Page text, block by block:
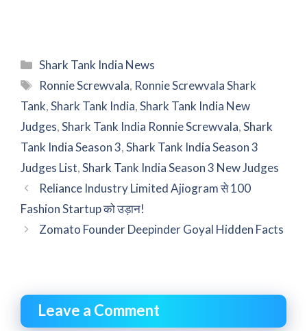
Categories
Shark Tank India News
Tags
Ronnie Screwvala, Ronnie Screwvala Shark
Tank,Shark Tank India,Shark Tank India New
Judges,Shark Tank India Ronnie Screwvala,Shark
Tank India Season 3,Shark Tank India Season 3
Judges List,Shark Tank India Season 3 New Judges
Reliance Industry Limited Ajiogram से 100
Fashion Startup को उड़ान!
Zomato Founder Deepinder Goyal Hidden Facts
Leave a Comment